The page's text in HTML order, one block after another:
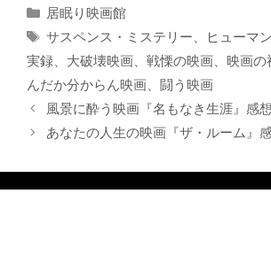
カ
テ
ゴ
リ
ー
居眠り映画館
タ
グ
サスペンス・ミステリー、 ヒューマ
実録、 大破壊映画、 戦慄の映画、 映画の
んだか分からん映画、 闘う映画
風景に酔う映画『名もなき生涯』感
あなたの人生の映画『ザ・ルーム』